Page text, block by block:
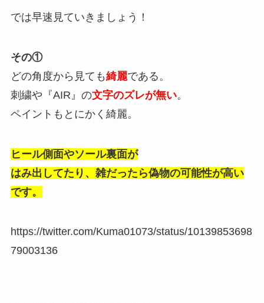
では早速見ていきましょう！
その①
どの角度から見ても綺麗である。
刺繍や『AIR』の文字のズレが無い。
ペイントもとにかく綺麗。
ヒール側面やソール裏面が
はみ出してたり、 雑だったら偽物の可能性が高い
です。
https://twitter.com/Kuma01073/status/10139853698
79003136